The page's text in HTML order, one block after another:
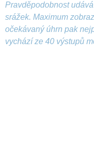
Pravděpodobnost
srážek. Maximum
očekávaný úhrn pak
vychází ze 40 výstupů